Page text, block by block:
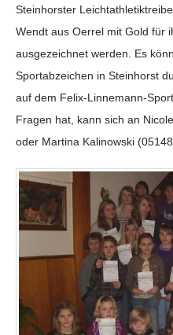
Steinhorster
Wendt aus Oerrel mit Gold für
ausgezeichnet werden. Es
Sportabzeichen in Steinhorst
auf dem Felix-Linnemann-
Fragen hat, kann sich an
oder Martina Kalinowski